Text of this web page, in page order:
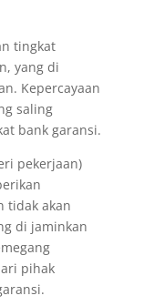
tingkat
yang di
Kepercayaan
saling
bank garansi.
pekerjaan)
tidak akan
di jaminkan
pihak